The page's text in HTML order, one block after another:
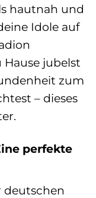
hautnah und
Idole auf
jubelst
zum
– dieses
perfekte
deutschen